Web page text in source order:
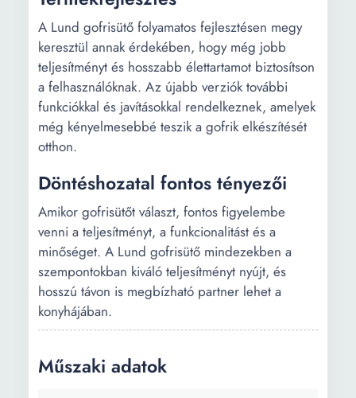
A Lund gofrisütő folyamatos fejlesztésen megy
keresztül annak érdekében, hogy még jobb
teljesítményt és hosszabb élettartamot biztosítson
a felhasználóknak. Az újabb verziók további
funkciókkal és javításokkal rendelkeznek, amelyek
még kényelmesebbé teszik a gofrik elkészítését
otthon.
Döntéshozatal fontos tényezői
Amikor gofrisütőt választ, fontos figyelembe
venni a teljesítményt, a funkcionalitást és a
minőséget. A Lund gofrisütő mindezekben a
szempontokban kiváló teljesítményt nyújt, és
hosszú távon is megbízható partner lehet a
konyhájában.
Műszaki adatok